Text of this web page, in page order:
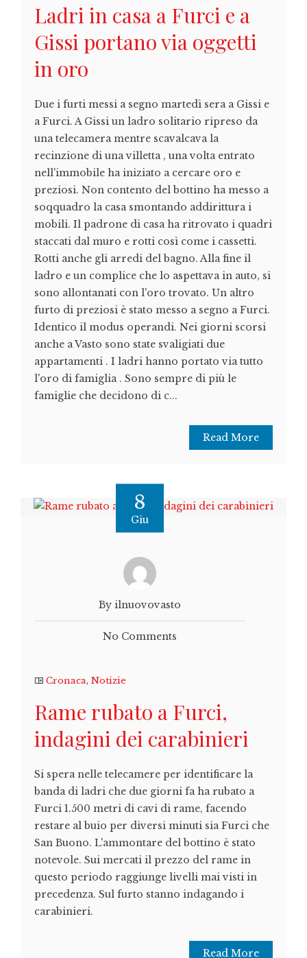
Ladri in casa a Furci e a
Gissi portano via oggetti
in oro
Due i furti messi a segno martedì sera a Gissi e
a Furci. A Gissi un ladro solitario ripreso da
una telecamera mentre scavalcava la
recinzione di una villetta , una volta entrato
nell'immobile ha iniziato a cercare oro e
preziosi. Non contento del bottino ha messo a
soqquadro la casa smontando addirittura i
mobili. Il padrone di casa ha ritrovato i quadri
staccati dal muro e rotti così come i cassetti.
Rotti anche gli arredi del bagno. Alla fine il
ladro e un complice che lo aspettava in auto, si
sono allontanati con l'oro trovato. Un altro
furto di preziosi è stato messo a segno a Furci.
Identico il modus operandi. Nei giorni scorsi
anche a Vasto sono state svaligiati due
appartamenti . I ladri hanno portato via tutto
l'oro di famiglia . Sono sempre di più le
famiglie che decidono di c...
Read More
8
Giu
By ilnuovovasto
No Comments
Cronaca, Notizie
Rame rubato a Furci,
indagini dei carabinieri
Si spera nelle telecamere per identificare la
banda di ladri che due giorni fa ha rubato a
Furci 1.500 metri di cavi di rame, facendo
restare al buio per diversi minuti sia Furci che
San Buono. L'ammontare del bottino è stato
notevole. Sui mercati il prezzo del rame in
questo periodo raggiunge livelli mai visti in
precedenza. Sul furto stanno indagando i
carabinieri.
Read More